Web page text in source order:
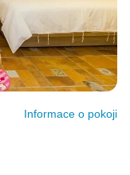
Informace o pokoji